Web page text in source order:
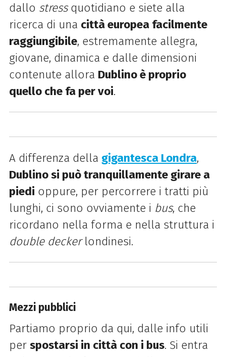
dallo stressquotidiano e siete alla
ricerca di una città europea facilmente
raggiungibile, estremamente allegra,
giovane, dinamica e dalle dimensioni
contenute allora Dublino è proprio
quello che fa per voi.
A differenza della gigantesca Londra,
Dublino si può tranquillamente girare a
piedi oppure, per percorrere i tratti più
lunghi, ci sono ovviamente i bus, che
ricordano nella forma e nella struttura i
double deckerlondinesi.
Mezzi pubblici
Partiamo proprio da qui, dalle info utili
per spostarsi in città con i bus. Si entra